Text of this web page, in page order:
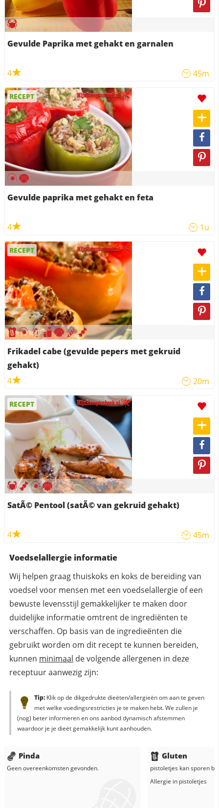
Gevulde Paprika met gehakt en garnalen
4 45m
RECEPT
Gevulde paprika met gehakt en feta
4 1u
RECEPT
Frikadel cabe (gevulde pepers met gekruid
gehakt)
4
20m
RECEPT
SatÃ© Pentool (satÃ© van gekruid gehakt)
4 45m
Voedselallergie informatie
Wij helpen graag thuiskoks en koks de bereiding van
voedsel voor mensen met een voedselallergie of een
bewuste levensstijl gemakkelijker te maken door
duidelijke informatie omtrent de ingrediënten te
verschaffen. Op basis van de ingredieënten die
gebruikt worden om dit recept te kunnen bereiden,
kunnen minimaal de volgende allergenen in deze
receptuur aanwezig zijn:
Tip:Klik op de dikgedrukte dieëten/allergieën om aan te geven
met welke voedingsrestricties je te maken hebt. We zullen je
(nog) beter informeren en ons aanbod dynamisch afstemmen
waardoor je je dieët gemakkelijk kunt aanhouden.
Pinda
Geen overeenkomsten gevonden.
Gluten
pistoletjes kan sporen
Allergie in pistoletjes